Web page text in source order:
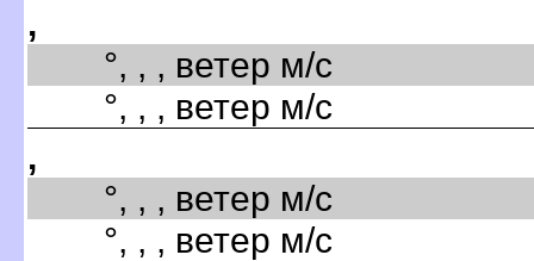
,
°, , , ветер м/с
°, , , ветер м/с
,
°, , , ветер м/с
°, , , ветер м/с